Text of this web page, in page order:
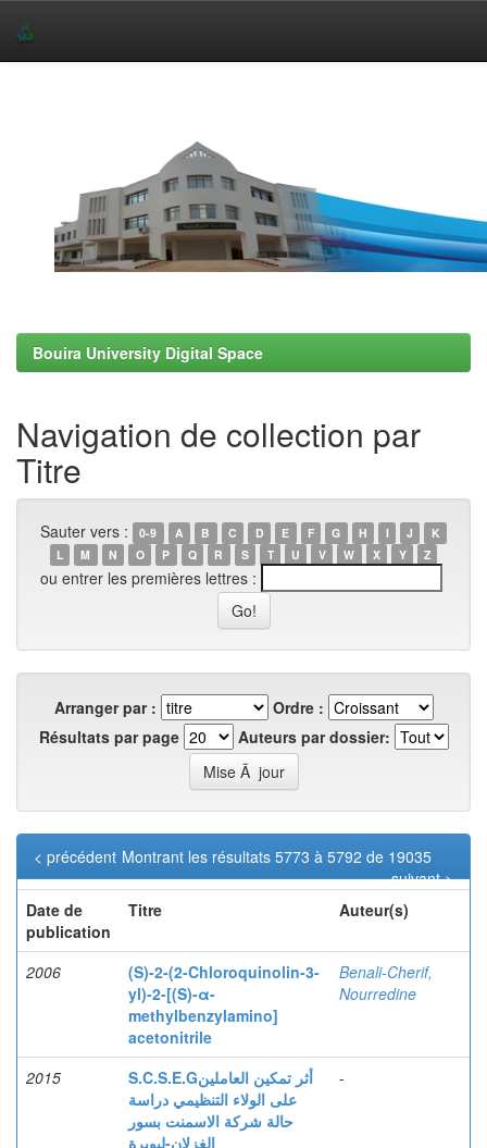
Bouira University Digital Space
Navigation de collection par
Titre
Sauter vers : 0-9 A B C D E F G H I J
K
L
M N O P Q R S T U V W X Y Z
ou entrer les premières lettres :
Arranger par :
Ordre :
Résultats par page
Auteurs par dossier:
Montrant les résultats 5773 à 5792 de 19035
< précédent
suivant >
Date de
publication
Titre Auteur(s)
2006
(S)-2-(2-Chloroquinolin-3-
yl)-2-[(S)-α-
methylbenzylamino]
acetonitrile
Benali-Cherif,
Nourredine
2015
S.C.S.E.Gأثر تمكين العاملين
على الولاء التنظيمي دراسة
حالة شركة الاسمنت بسور
الغزلان-لبويرة
-